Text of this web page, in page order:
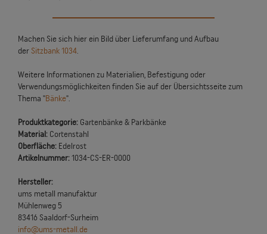
Machen Sie sich hier ein Bild über Lieferumfang und Aufbau
der Sitzbank 1034.
Weitere Informationen zu Materialien, Befestigung oder
Verwendungsmöglichkeiten finden Sie auf der Übersichtsseite zum
Thema "Bänke".
Produktkategorie: Gartenbänke & Parkbänke
Material: Cortenstahl
Oberfläche: Edelrost
Artikelnummer: 1034-CS-ER-0000
Hersteller:
ums metall manufaktur
Mühlenweg 5
83416 Saaldorf-Surheim
info@ums-metall.de